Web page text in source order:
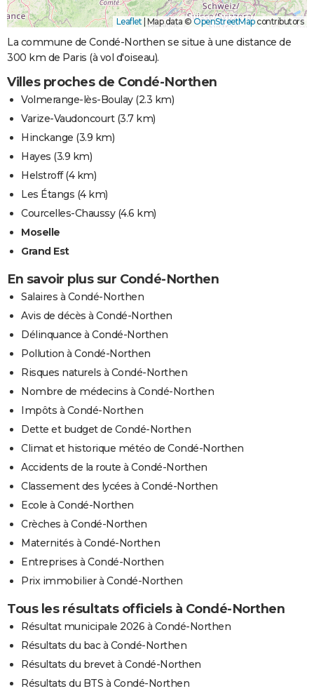
Leaflet Map data ©OpenStreetMapcontributors
La commune de Condé-Northen se situe à une distance de
300 km de Paris (à vol d'oiseau).
Villes proches de Condé-Northen
Volmerange-lès-Boulay(2.3 km)
Varize-Vaudoncourt(3.7 km)
Hinckange (3.9 km)
Hayes (3.9 km)
Helstroff(4 km)
Les Étangs (4 km)
Courcelles-Chaussy(4.6 km)
Moselle
Grand Est
En savoir plus sur Condé-Northen
Salaires à Condé-Northen
Avis de décès à Condé-Northen
Délinquance à Condé-Northen
Pollution à Condé-Northen
Risques naturels à Condé-Northen
Nombre de médecins à Condé-Northen
Impôts à Condé-Northen
Dette et budget de Condé-Northen
Climat et historique météo de Condé-Northen
Accidents de la route à Condé-Northen
Classement des lycées à Condé-Northen
Ecole à Condé-Northen
Crèches à Condé-Northen
Maternités à Condé-Northen
Entreprises à Condé-Northen
Prix immobilier à Condé-Northen
Tous les résultats officiels à Condé-Northen
Résultat municipale 2026 à Condé-Northen
Résultats du bac à Condé-Northen
Résultats du brevet à Condé-Northen
Résultats du BTS à Condé-Northen